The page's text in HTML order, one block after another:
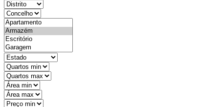
districtId
countyId
types
state
mintypo
maxtypo
minarea
maxarea
minprice